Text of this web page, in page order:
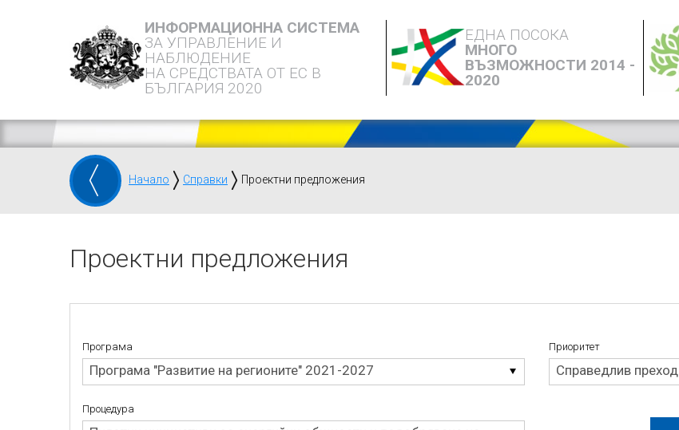
ИНФОРМАЦИОННА СИСТЕМА
ЗА УПРАВЛЕНИЕ И
НАБЛЮДЕНИЕ
НА СРЕДСТВАТА ОТ ЕС В
БЪЛГАРИЯ 2020
ЕДНА ПОСОКА
МНОГО
ВЪЗМОЖНОСТИ 2014 -
2020
Начало Справки Проектни предложения
Проектни предложения
Програма
Програма "Развитие на регионите" 2021-2027
Програма
Приоритет
Справедлив преход
Приоритет
Процедура